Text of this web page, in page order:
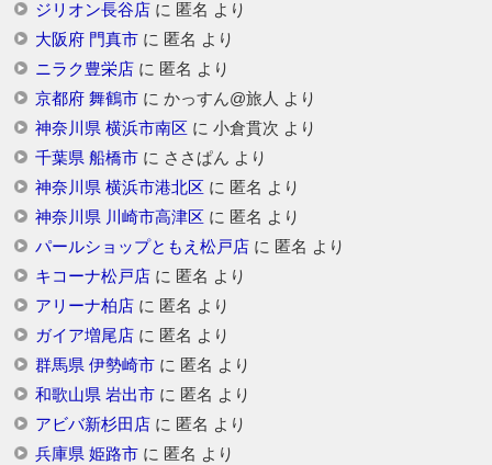
ジリオン長谷店に 匿名 より
大阪府 門真市に 匿名 より
ニラク豊栄店に 匿名 より
京都府 舞鶴市に かっすん@旅人 より
神奈川県 横浜市南区 に 小倉貫次 より
千葉県 船橋市に ささぱん より
神奈川県 横浜市港北区 に 匿名 より
神奈川県 川崎市高津区 に 匿名 より
パールショップともえ松戸店に 匿名 より
キコーナ松戸店に 匿名 より
アリーナ柏店に 匿名 より
ガイア増尾店に 匿名 より
群馬県 伊勢崎市に 匿名 より
和歌山県 岩出市に 匿名 より
アビバ新杉田店に 匿名 より
兵庫県 姫路市に 匿名 より